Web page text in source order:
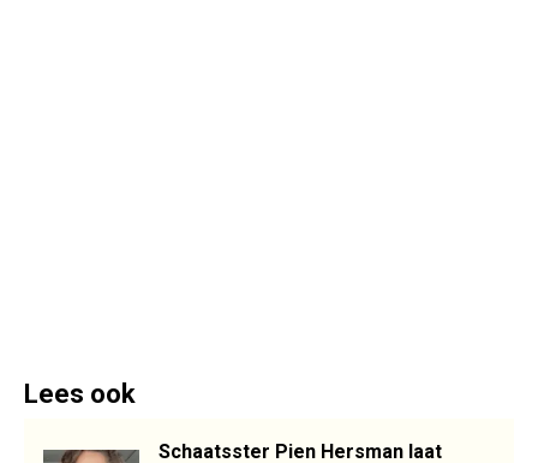
Lees ook
Schaatsster Pien Hersman laat